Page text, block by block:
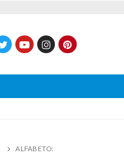
ALFABETO: